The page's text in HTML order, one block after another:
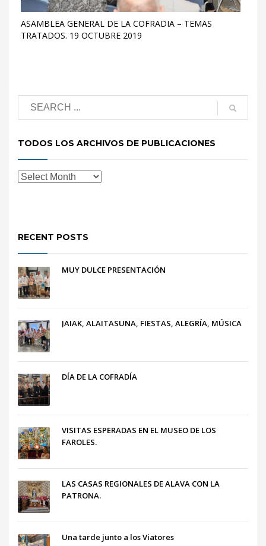
ASAMBLEA GENERAL DE LA COFRADIA – TEMAS
TRATADOS. 19 OCTUBRE 2019
TODOS LOS ARCHIVOS DE PUBLICACIONES
RECENT POSTS
MUY DULCE PRESENTACIÓN
JAIAK, ALAITASUNA, FIESTAS, ALEGRÍA, MÚSICA
DÍA DE LA COFRADÍA
VISITAS ESPERADAS EN EL MUSEO DE LOS
FAROLES.
LAS CASAS REGIONALES DE ALAVA CON LA
PATRONA.
Una tarde junto a los Viatores